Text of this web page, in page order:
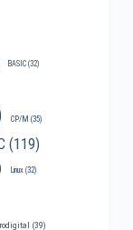
BASIC(32)
CP/M (35)
(119)
Linux(32)
(39)